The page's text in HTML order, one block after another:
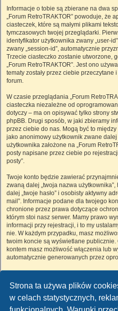
Strona ta używa plików
w celach statystycznych,
Informacje o tobie są zbierane na dwa
„Forum RetroTRAKTOR” powoduje, że
ciasteczek, które są małymi plikami
tymczasowych twojej przeglądarki.
identyfikator użytkownika zwany „user-
zwany „session-id”, automatycznie
Trzecie ciasteczko zostanie utworzone,
„Forum RetroTRAKTOR”. Jest ono
tematy zostały przez ciebie przeczytane
forum.
W czasie przeglądania „Forum
ciasteczka niezależne od
dotyczy – ma on opisywać tylko strony
phpBB. Drugi sposób, w jaki zbieramy
przez ciebie do nas. Mogą być to
jako anonimowy użytkownik zwane dalej
użytkownika założone na „Forum
posty napisane przez ciebie po
posty”.
Twoje konto będzie zawierać
zwaną dalej „twoja nazwa
dalej „twoje hasło” i osobisty aktywny
mail”. Informacje podane dla twojego
chronione przez prawa dotyczące
którym stoi nasz serwer. Mamy prawo
informacji przy rejestracji, i to my
nie. W każdym przypadku, masz
twoim koncie są wyświetlane
kontem masz możliwość włączenia lub
automatycznie generowanych przez
Twoje hasło jest zaszyfrowane, więc
używać tego samego hasła na różnych
umożliwia dostęp do twojego konta na
i w żadnym wypadku nie podawaj
„Nie pamiętam hasła”. Witryna poprosi